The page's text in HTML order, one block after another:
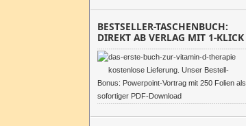
BESTSELLER-TASCHENBUCH:
DIREKT AB VERLAG MIT 1-KLICK
kostenlose Lieferung. Unser Bestell-
Bonus: Powerpoint-Vortrag mit 250 Folien als
sofortiger PDF-Download